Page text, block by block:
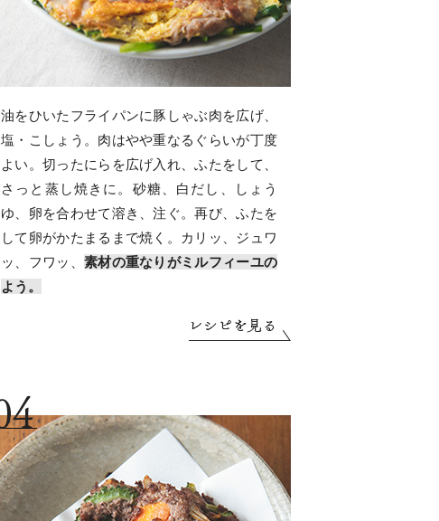
油をひいたフライパンに豚しゃぶ肉を広げ、
塩・こしょう。肉はやや重なるぐらいが丁度
よい。切ったにらを広げ入れ、ふたをして、
さっと蒸し焼きに。砂糖、白だし、しょう
ゆ、卵を合わせて溶き、注ぐ。再び、ふたを
して卵がかたまるまで焼く。カリッ、ジュワ
ッ、フワッ、 素材の重なりがミルフィーユの
よう。